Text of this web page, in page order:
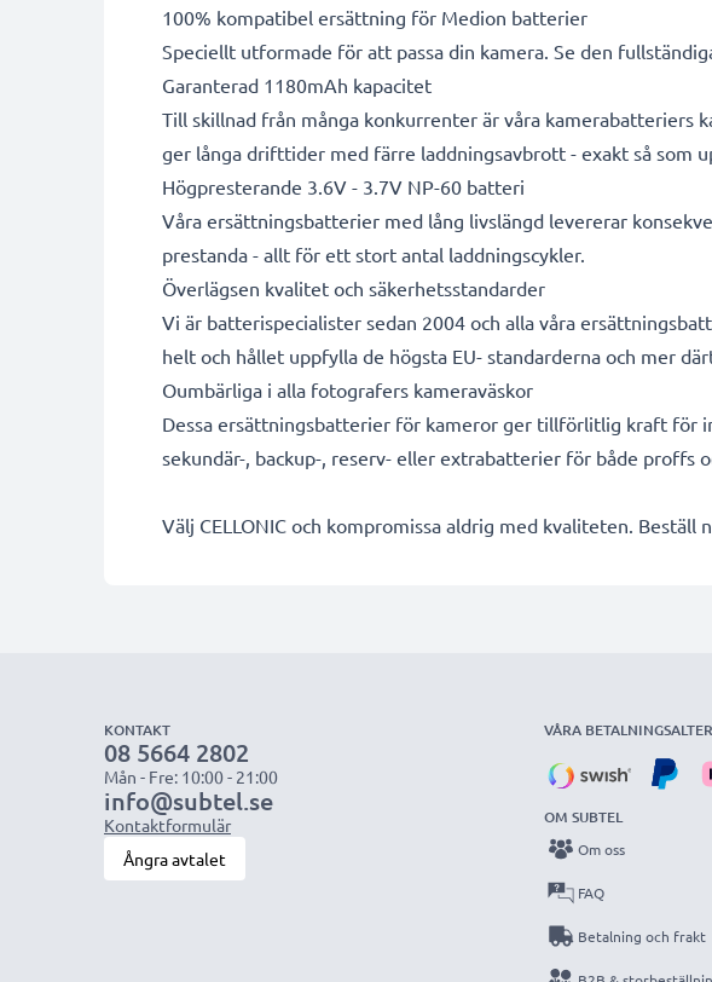
100% kompatibel ersättning för Medion batterier
Speciellt utformade för att passa din kamera. Se den
Garanterad 1180mAh kapacitet
Till skillnad från många konkurrenter är våra kamerabatteriers
ger långa drifttider med färre laddningsavbrott - exakt så som
Högpresterande 3.6V - 3.7V NP-60 batteri
Våra ersättningsbatterier med lång livslängd levererar
prestanda - allt för ett stort antal laddningscykler.
Överlägsen kvalitet och säkerhetsstandarder
Vi är batterispecialister sedan 2004 och alla våra
helt och hållet uppfylla de högsta EU- standarderna och mer
Oumbärliga i alla fotografers kameraväskor
Dessa ersättningsbatterier för kameror ger tillförlitlig kraft för
sekundär-, backup-, reserv- eller extrabatterier för både proffs
Välj CELLONIC och kompromissa aldrig med kvaliteten. Beställ
KONTAKT
08 5664 2802
Mån - Fre: 10:00 - 21:00
info@subtel.se
Kontaktformulär
Ångra avtalet
VÅRA
OM SUBTEL
Om oss
FAQ
Betalning och frakt